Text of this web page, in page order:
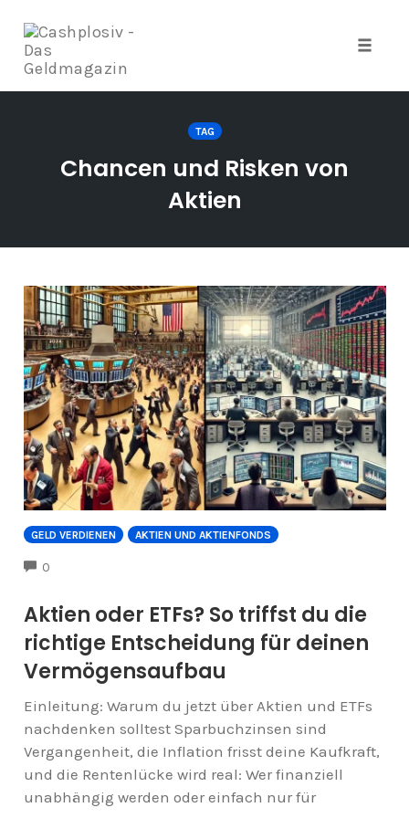
TAG
Chancen und Risken von
Aktien
GELD VERDIENEN AKTIEN UND AKTIENFONDS
0
Aktien oder ETFs? So triffst du die
richtige Entscheidung für deinen
Vermögensaufbau
Einleitung: Warum du jetzt über Aktien und ETFs
nachdenken solltest Sparbuchzinsen sind
Vergangenheit, die Inflation frisst deine Kaufkraft,
und die Rentenlücke wird real: Wer finanziell
unabhängig werden oder einfach nur für